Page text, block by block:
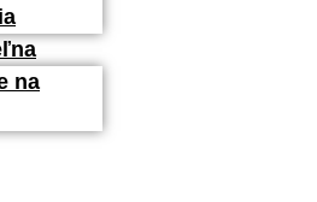
na